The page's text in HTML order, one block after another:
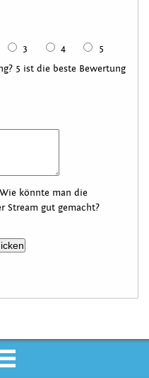
3 4
5
5 ist die beste Bewertung
könnte man die
Stream gut gemacht?